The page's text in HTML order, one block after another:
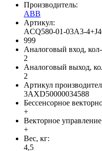
Производитель:
ABB
Артикул:
ACQ580-01-03A3-
999
Аналоговый вход,
2
Аналоговый выход,
2
Артикул
3AXD50000034588
Бессенсорное
+
Векторное
+
Вес, кг:
4,5